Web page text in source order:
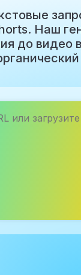
Наш
до видео